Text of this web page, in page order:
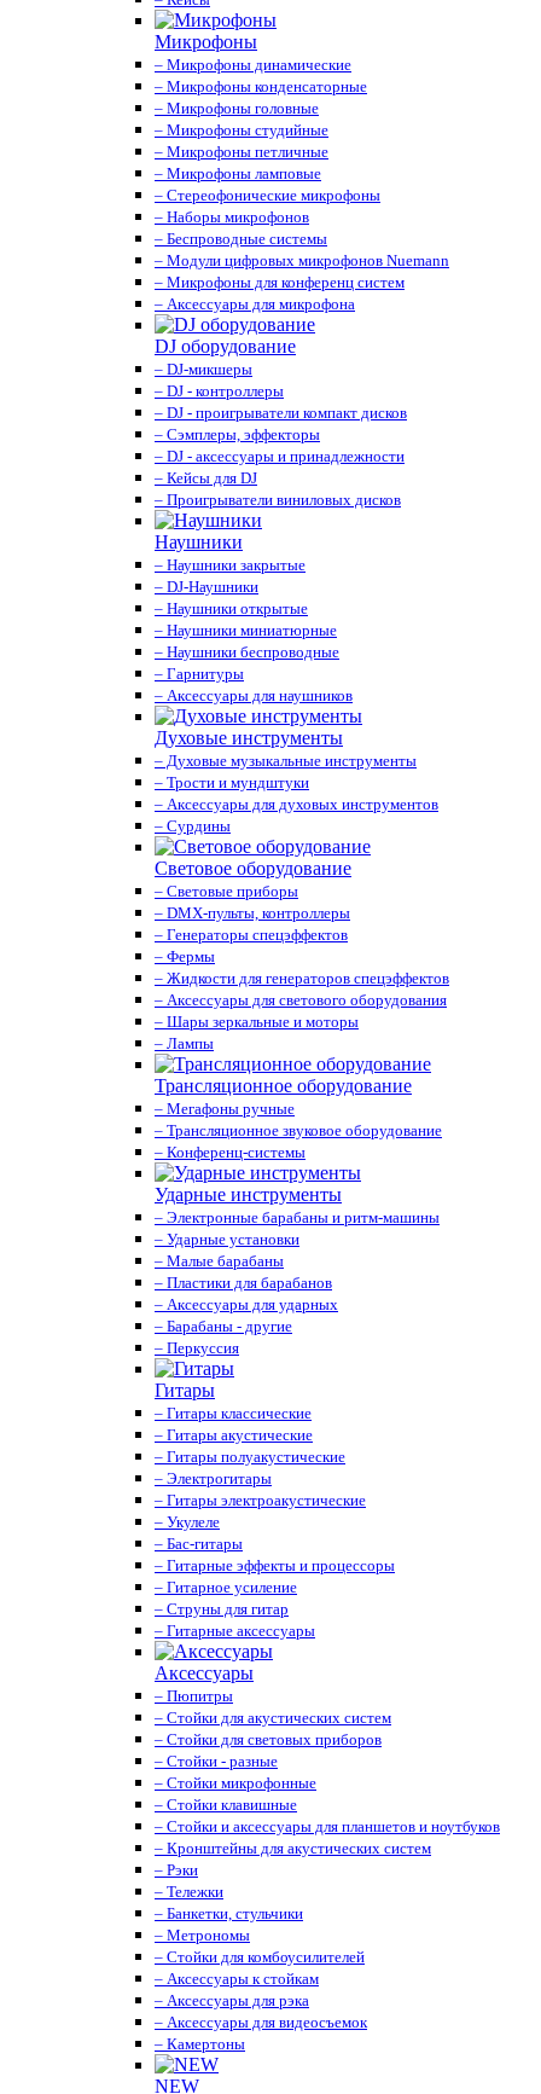
Микрофоны
– Микрофоны динамические
– Микрофоны конденсаторные
– Микрофоны головные
– Микрофоны студийные
– Микрофоны петличные
– Микрофоны ламповые
– Стереофонические микрофоны
– Наборы микрофонов
– Беспроводные системы
– Модули цифровых микрофонов Nuemann
– Микрофоны для конференц систем
– Аксессуары для микрофона
DJ оборудование
– DJ-микшеры
– DJ - контроллеры
– DJ - проигрыватели компакт дисков
– Сэмплеры, эффекторы
– DJ - аксессуары и принадлежности
– Кейсы для DJ
– Проигрыватели виниловых дисков
Наушники
– Наушники закрытые
– DJ-Наушники
– Наушники открытые
– Наушники миниатюрные
– Наушники беспроводные
– Гарнитуры
– Аксессуары для наушников
Духовые инструменты
– Духовые музыкальные инструменты
– Трости и мундштуки
– Аксессуары для духовых инструментов
– Сурдины
Световое оборудование
– Световые приборы
– DMX-пульты, контроллеры
– Генераторы спецэффектов
– Фермы
– Жидкости для генераторов спецэффектов
– Аксессуары для светового оборудования
– Шары зеркальные и моторы
– Лампы
Трансляционное оборудование
– Мегафоны ручные
– Трансляционное звуковое оборудование
– Конференц-системы
Ударные инструменты
– Электронные барабаны и ритм-машины
– Ударные установки
– Малые барабаны
– Пластики для барабанов
– Аксессуары для ударных
– Барабаны - другие
– Перкуссия
Гитары
– Гитары классические
– Гитары акустические
– Гитары полуакустические
– Электрогитары
– Гитары электроакустические
– Укулеле
– Бас-гитары
– Гитарные эффекты и процессоры
– Гитарное усиление
– Струны для гитар
– Гитарные аксессуары
Аксессуары
– Пюпитры
– Стойки для акустических систем
– Стойки для световых приборов
– Стойки - разные
– Стойки микрофонные
– Стойки клавишные
– Стойки и аксессуары для планшетов и ноутбуков
– Кронштейны для акустических систем
– Рэки
– Тележки
– Банкетки, стульчики
– Метрономы
– Стойки для комбоусилителей
– Аксессуары к стойкам
– Аксессуары для рэка
– Аксессуары для видеосъемок
– Камертоны
NEW